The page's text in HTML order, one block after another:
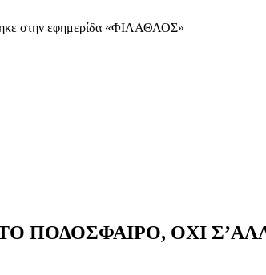
στην εφημερίδα «ΦΙΛΑΘΛΟΣ»
ΠΟΔΟΣΦΑΙΡΟ, ΟΧΙ